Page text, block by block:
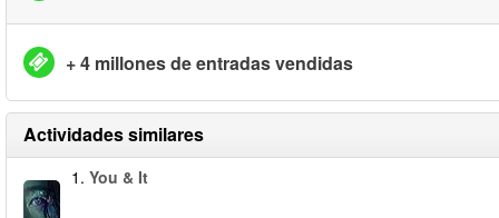
+ 4 millones de entradas vendidas
Actividades similares
1. You & It